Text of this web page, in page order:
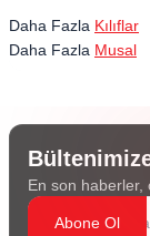
Daha Fazla Kılıflar
Daha Fazla Musal
En son
Abone Ol